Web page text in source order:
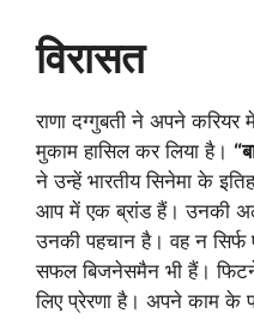
विरासत
राणा दग्गुबती ने अपने
मुकाम हासिल कर लिया है।
ने उन्हें भारतीय सिनेमा के
आप में एक ब्रांड हैं। उनकी
उनकी पहचान है। वह न
सफल बिजनेसमैन भी हैं।
लिए प्रेरणा है। अपने काम के